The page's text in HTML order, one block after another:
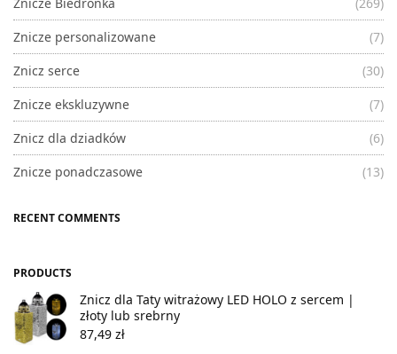
Znicze Biedronka
(269)
Znicze personalizowane
(7)
Znicz serce
(30)
Znicze ekskluzywne
(7)
Znicz dla dziadków
(6)
Znicze ponadczasowe
(13)
RECENT COMMENTS
PRODUCTS
Znicz dla Taty witrażowy LED HOLO z sercem |
złoty lub srebrny
87,49 zł